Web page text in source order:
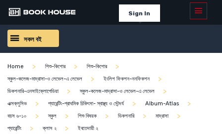
Sign In
সকল বই
Home শিশু-কিশোর
শিশু-কিশোর
স্কুল-কলেজ-মাদ্রাসা-ও লেভেল-এ লেভেল
ইংলিশ ফিকশন-ননফিকশন
ডিকশনারি-এনসাইক্লোপেডিয়া
স্কুল-কলেজ-মাদ্রাসা-ও লেভেল-এ লেভেল
এক্সক্লুসিভ
প্যারেন্টিং-প্রাথমিক চিকিৎসা- স্বাস্থ্য ও সৌন্দর্য
Album-Atlas
বয়স ৬-১০
স্কুল শিশু বিষয়ক ডিকশনারি
মাদ্রাসা
প্যারেন্টিং
ক্লাস ২ ইবতেদায়ী ২